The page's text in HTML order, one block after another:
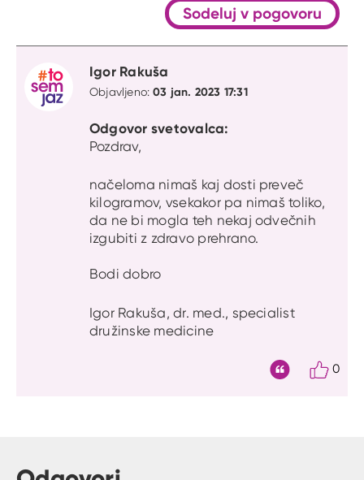
Sodeluj v pogovoru
Igor Rakuša
Objavljeno:03 jan. 2023 17:31
Odgovor svetovalca:
Pozdrav,
načeloma nimaš kaj dosti preveč
kilogramov, vsekakor pa nimaš toliko,
da ne bi mogla teh nekaj odvečnih
izgubiti z zdravo prehrano.
Bodi dobro
Igor Rakuša, dr. med., specialist
družinske medicine
0